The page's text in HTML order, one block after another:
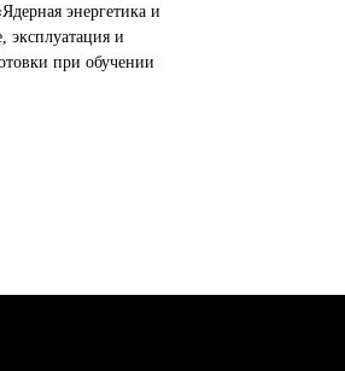
энергетика и
эксплуатация и
при обучении